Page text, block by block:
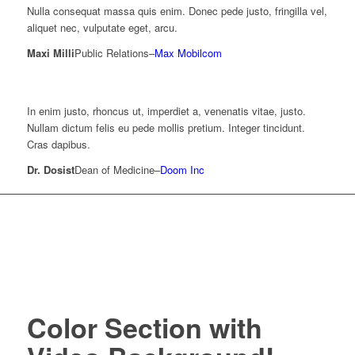
Nulla consequat massa quis enim. Donec pede justo, fringilla vel,
aliquet nec, vulputate eget, arcu.
Maxi MilliPublic Relations–Max Mobilcom
In enim justo, rhoncus ut, imperdiet a, venenatis vitae, justo.
Nullam dictum felis eu pede mollis pretium. Integer tincidunt.
Cras dapibus.
Dr. DosistDean of Medicine–Doom Inc
Color Section with